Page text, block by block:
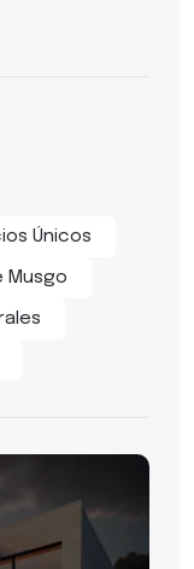
Únicos
Musgo